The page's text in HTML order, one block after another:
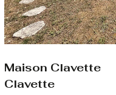
Maison Clavette
Clavette